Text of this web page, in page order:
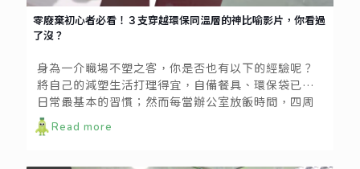
零廢棄初心者必看！３支穿越環保同溫層的神比喻影片，你看過
了沒？
身為一介職場不塑之客，你是否也有以下的經驗呢？
將自己的減塑生活打理得宜，自備餐具、環保袋已成
日常最基本的習慣；然而每當辦公室放飯時間，四周
同事拎著好幾把塑膠袋，帶回便當與免洗餐具便覺面
目可憎，好想搖搖同事肩膀，
Read more